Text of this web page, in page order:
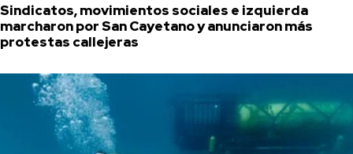
Sindicatos, movimientos sociales e izquierda
marcharon por San Cayetano y anunciaron más
protestas callejeras